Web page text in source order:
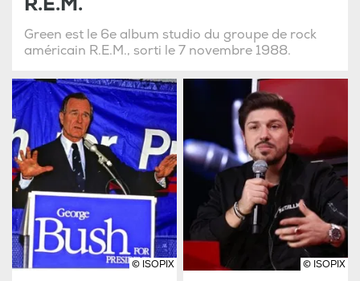
Green est le 6e album studio du groupe de rock
américain R.E.M., sorti le 7 novembre 1988.
© ISOPIX © ISOPIX